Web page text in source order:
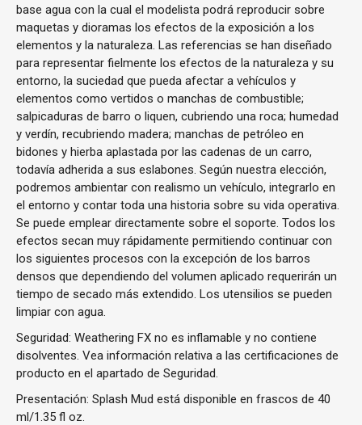
base agua con la cual el modelista podrá reproducir sobre
maquetas y dioramas los efectos de la exposición a los
elementos y la naturaleza. Las referencias se han diseñado
para representar fielmente los efectos de la naturaleza y su
entorno, la suciedad que pueda afectar a vehículos y
elementos como vertidos o manchas de combustible;
salpicaduras de barro o liquen, cubriendo una roca; humedad
y verdín, recubriendo madera; manchas de petróleo en
bidones y hierba aplastada por las cadenas de un carro,
todavía adherida a sus eslabones. Según nuestra elección,
podremos ambientar con realismo un vehículo, integrarlo en
el entorno y contar toda una historia sobre su vida operativa.
Se puede emplear directamente sobre el soporte. Todos los
efectos secan muy rápidamente permitiendo continuar con
los siguientes procesos con la excepción de los barros
densos que dependiendo del volumen aplicado requerirán un
tiempo de secado más extendido. Los utensilios se pueden
limpiar con agua.
Seguridad: Weathering FX no es inflamable y no contiene
disolventes. Vea información relativa a las certificaciones de
producto en el apartado de Seguridad.
Presentación: Splash Mud está disponible en frascos de 40
ml/1.35 fl oz.